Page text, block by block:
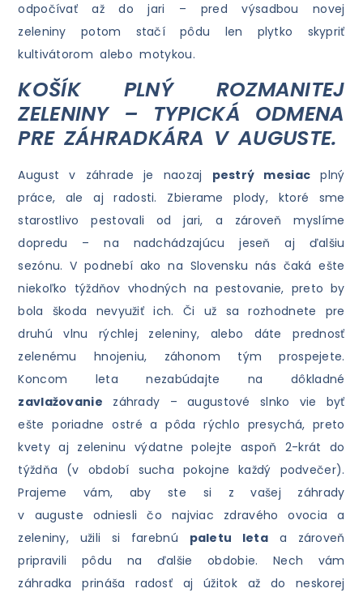
odpočívať až do jari – pred výsadbou novej
zeleniny potom stačí pôdu len plytko skypriť
kultivátorom alebo motykou.
KOŠÍK PLNÝ ROZMANITEJ
ZELENINY – TYPICKÁ ODMENA
PRE ZÁHRADKÁRA V AUGUSTE.
August v záhrade je naozaj pestrý mesiac plný
práce, ale aj radosti. Zbierame plody, ktoré sme
starostlivo pestovali od jari, a zároveň myslíme
dopredu – na nadchádzajúcu jeseň aj ďalšiu
sezónu. V podnebí ako na Slovensku nás čaká ešte
niekoľko týždňov vhodných na pestovanie, preto by
bola škoda nevyužiť ich. Či už sa rozhodnete pre
druhú vlnu rýchlej zeleniny, alebo dáte prednosť
zelenému hnojeniu, záhonom tým prospejete.
Koncom leta nezabúdajte na dôkladné
zavlažovanie záhrady – augustové slnko vie byť
ešte poriadne ostré a pôda rýchlo presychá, preto
kvety aj zeleninu výdatne polejte aspoň 2-krát do
týždňa (v období sucha pokojne každý podvečer).
Prajeme vám, aby ste si z vašej záhrady
v auguste odniesli čo najviac zdravého ovocia a
zeleniny, užili si farebnú paletu leta a zároveň
pripravili pôdu na ďalšie obdobie. Nech vám
záhradka prináša radosť aj úžitok až do neskorej